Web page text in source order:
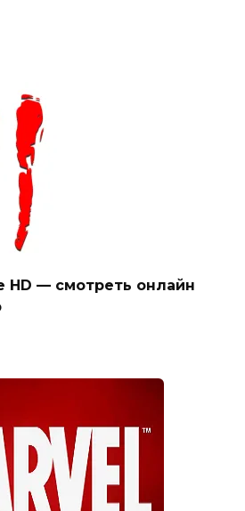
— смотреть онлайн